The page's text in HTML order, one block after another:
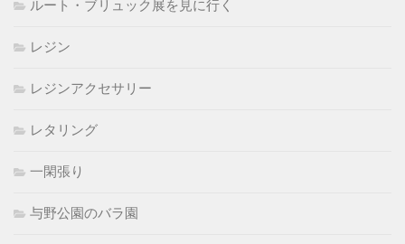
ルート・ブリュック展を見に行く
レジン
レジンアクセサリー
レタリング
一閑張り
与野公園のバラ園